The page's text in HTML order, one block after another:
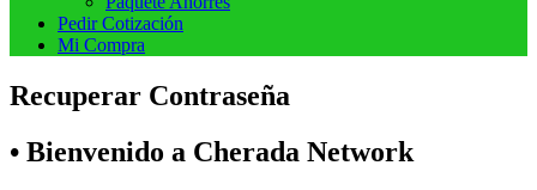
Pedir Cotización
Mi Compra
Recuperar Contraseña
• Bienvenido a Cherada Network